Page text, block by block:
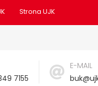
Strona UJK
7155
E-MAIL